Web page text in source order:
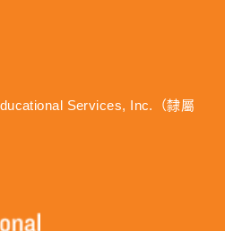
Services, Inc.（隸屬